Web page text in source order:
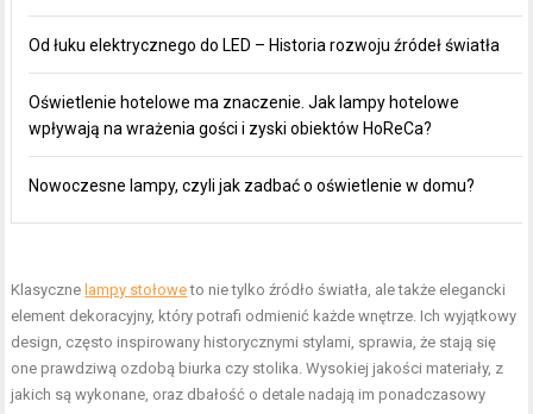
Od łuku elektrycznego do LED – Historia rozwoju źródeł światła
Oświetlenie hotelowe ma znaczenie. Jak lampy hotelowe
wpływają na wrażenia gości i zyski obiektów HoReCa?
Nowoczesne lampy, czyli jak zadbać o oświetlenie w domu?
Klasyczne lampy stołoweto nie tylko źródło światła, ale także elegancki
element dekoracyjny, który potrafi odmienić każde wnętrze. Ich wyjątkowy
design, często inspirowany historycznymi stylami, sprawia, że stają się
one prawdziwą ozdobą biurka czy stolika. Wysokiej jakości materiały, z
jakich są wykonane, oraz dbałość o detale nadają im ponadczasowy